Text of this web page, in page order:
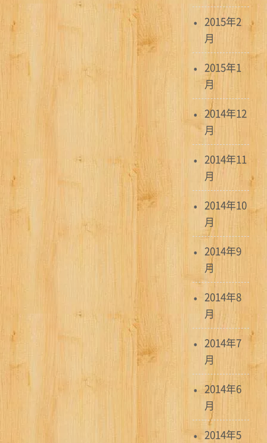
2015年2
月
2015年1
月
2014年12
月
2014年11
月
2014年10
月
2014年9
月
2014年8
月
2014年7
月
2014年6
月
2014年5